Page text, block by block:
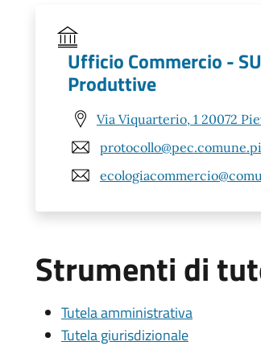
Ufficio Commercio -
Produttive
Via Viquarterio, 1 20072
Strumenti di
Tutela amministrativa
Tutela giurisdizionale